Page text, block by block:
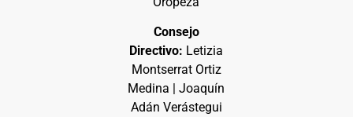
Consejo
Directivo: Letizia
Montserrat Ortiz
Medina | Joaquín
Adán Verástegui